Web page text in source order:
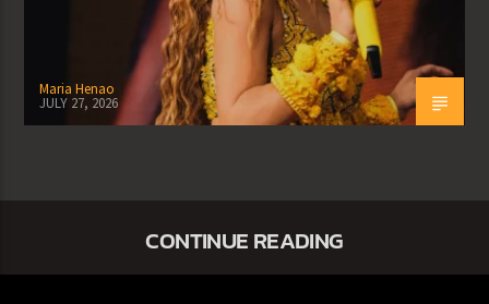
Maria Henao
JULY 27, 2026
CONTINUE READING